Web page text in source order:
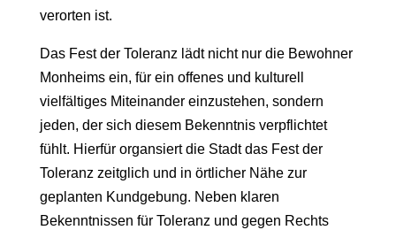
verorten ist.
Das Fest der Toleranz lädt nicht nur die Bewohner
Monheims ein, für ein offenes und kulturell
vielfältiges Miteinander einzustehen, sondern
jeden, der sich diesem Bekenntnis verpflichtet
fühlt. Hierfür organsiert die Stadt das Fest der
Toleranz zeitglich und in örtlicher Nähe zur
geplanten Kundgebung. Neben klaren
Bekenntnissen für Toleranz und gegen Rechts